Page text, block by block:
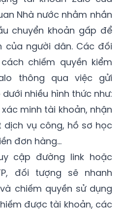
Nhà nước nhằm nhắn
chuyển khoản gấp để
người dân. Các đối
chiếm quyền kiểm
thông qua việc gửi
nhiều hình thức như:
minh tài khoản, nhận
vụ công, hồ sơ học
đơn hàng…
cập đường link hoặc
đối tượng sẽ nhanh
chiếm quyền sử dụng
được tài khoản, các